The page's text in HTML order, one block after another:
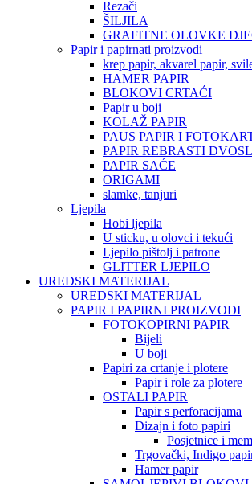
Rezači
ŠILJILA
GRAFITNE OLOVKE
Papir i papirnati proizvodi
krep papir, akvarel papir,
HAMER PAPIR
BLOKOVI CRTAĆI
Papir u boji
KOLAŽ PAPIR
PAUS PAPIR I
PAPIR REBRASTI
PAPIR SAĆE
ORIGAMI
slamke, tanjuri
Ljepila
Hobi ljepila
U sticku, u olovci i tekući
Ljepilo pištolj i patrone
GLITTER LJEPILO
UREDSKI MATERIJAL
UREDSKI MATERIJAL
PAPIR I PAPIRNI PROIZVODI
FOTOKOPIRNI PAPIR
Bijeli
U boji
Papiri za crtanje i plotere
Papir i role za plotere
OSTALI PAPIR
Papir s perforacijama
Dizajn i foto papiri
Posjetnice i
Trgovački, Indigo
Hamer papir